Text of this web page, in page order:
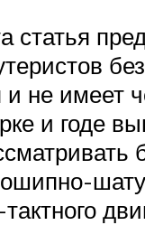
статья
без
не имеет
и годе